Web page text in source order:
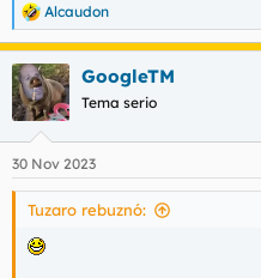
R
e
a
c
c
i
e
s
Alcaudon
GoogleTM
Tema serio
30 Nov 2023
Tuzaro rebuznó: